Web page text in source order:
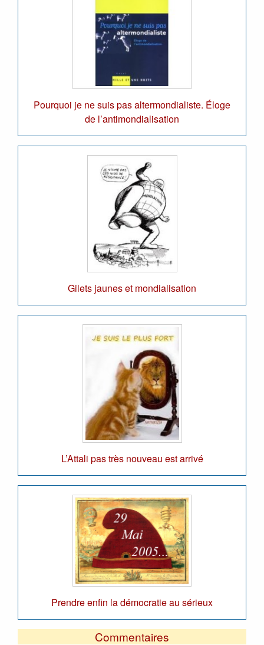
Pourquoi je ne suis pas altermondialiste. Éloge
de l’antimondialisation
Gilets jaunes et mondialisation
L’Attali pas très nouveau est arrivé
Prendre enfin la démocratie au sérieux
Commentaires